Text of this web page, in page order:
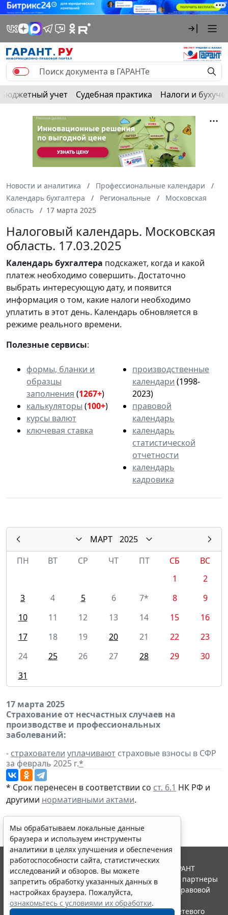
Бюджетный учет Судебная практика Налоги и
Новости и аналитика
Профессиональные календари
Календарь бухгалтера
Региональные
Московская
область
17 марта 2025
Налоговый календарь. Московская
область. 17.03.2025
Календарьбухгалтера подскажет, когда и какой
платеж необходимо совершить. Достаточно
выбрать интересующую дату, и появится
информация о том, какие налоги необходимо
уплатить в этот день. Календарь обновляется в
режиме реального времени.
Полезные сервисы:
формы, бланки и
образцы
заполнения (1267+)
калькуляторы (100+)
курсы валют
ключевая ставка
производственные
календари (1998-
2023)
правовой
календарь
календарь
статистической
отчетности
календарь
кадровика
МАРТ
2025
ПН
ВТ СР ЧТ ПТ СБ
ВС
1
2
3
4 5 6 7* 8
9
10
11 12 13 14 15
16
17
18 19 20 21 22
23
24
25 26 27 28 29
30
31
17 марта 2025
Страхование от несчастных случаев на
производстве и профессиональных
заболеваний:
- страхователи уплачивают страховые взносы в СФР
за февраль 2025 г.*
* Срок перенесен в соответствии со ст. 6.1 НК РФ и
другими нормативными актами.
Мы обрабатываем локальные данные
браузера и используем инструменты
аналитики в целях улучшения и обеспечения
работоспособности сайта, статистических
исследований и обзоров. Вы можете
запретить обработку указанных данных в
настройках браузера. Пожалуйста,
ознакомьтесь с условиями их обработки.
© ООО "НПП "ГАРАНТ-СЕРВИС", 2026. Система ГАРАНТ
выпускается с 1990 года. Компания "Гарант" и ее партнеры
являются участниками Российской ассоциации правовой
информации ГАРАНТ.
Портал ГАРАНТ.РУ зарегистрирован в качестве сетевого